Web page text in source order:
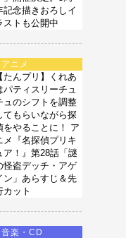
記念描きおろしイ
ストも公開中
アニメ
【たんプリ】くれあ
パティスリーチュ
ュのシフトを調整
てもらいながら探
をやることに！ ア
メ『名探偵プリキ
ア！』第28話「謎
怪盗デッチ・アゲ
ン」あらすじ＆先
カット
音楽・CD